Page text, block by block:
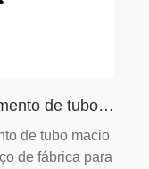
Máquina de selagem de enchimento de tubo macio de polimento de sapato automático
de tubo macio
de fábrica para